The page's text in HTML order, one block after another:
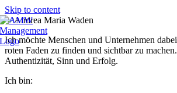
Skip to content
Ich möchte Menschen und Unternehmen
roten Faden zu finden und sichtbar zu
Authentizität, Sinn und Erfolg.
Ich bin: